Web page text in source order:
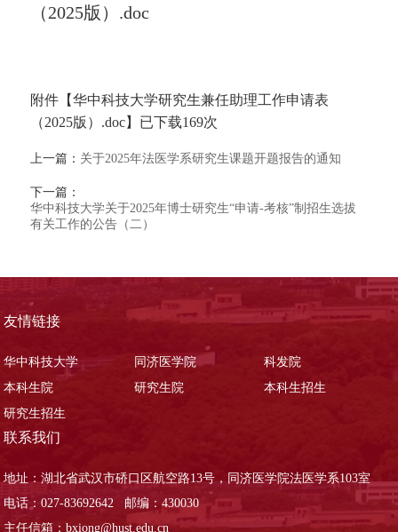
（2025版）.doc
附件【华中科技大学研究生兼任助理工作申请表
（2025版）.doc】已下载169次
上一篇： 关于2025年法医学系研究生课题开题报告的通知
下一篇：
华中科技大学关于2025年博士研究生“申请-考核”制招生选拔
有关工作的公告（二）
友情链接
华中科技大学 同济医学院
科发院
本科生院
研究生院
本科生招生
研究生招生
联系我们
地址：湖北省武汉市硚口区航空路13号，同济医学院法医学系103室
电话：027-83692642 邮编：430030
主任信箱：bxiong@hust.edu.cn